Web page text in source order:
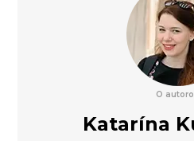
O
Katarína